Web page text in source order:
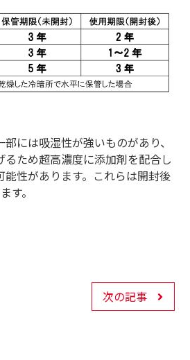
には吸湿性が強いものがあり、
るため超高濃度に添加剤を配合し
能性があります。これらは開封後
す。
次の記事